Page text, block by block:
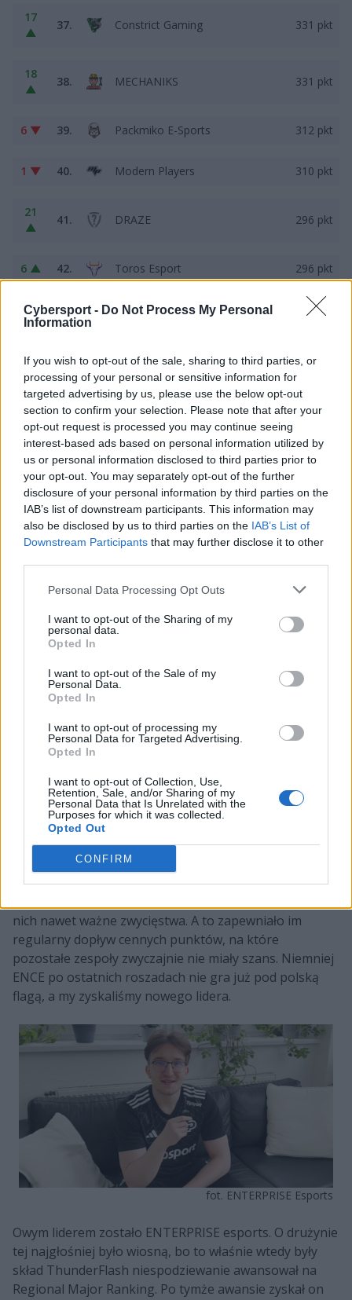
Cybersport - Do Not Process My Personal
Information
If you wish to opt-out of the sale, sharing to third parties, or
processing of your personal or sensitive information for
targeted advertising by us, please use the below opt-out
section to confirm your selection. Please note that after your
opt-out request is processed you may continue seeing
interest-based ads based on personal information utilized by
us or personal information disclosed to third parties prior to
your opt-out. You may separately opt-out of the further
disclosure of your personal information by third parties on the
IAB’s list of downstream participants. This information may
also be disclosed by us to third parties on the IAB’s List of
Downstream Participants that may further disclose it to other
Personal Data Processing Opt Outs
I want to opt-out of the Sharing of my
personal data.
Opted In
I want to opt-out of the Sale of my
Personal Data.
Opted In
I want to opt-out of processing my
Personal Data for Targeted Advertising.
Opted In
I want to opt-out of Collection, Use,
Retention, Sale, and/or Sharing of my
Personal Data that Is Unrelated with the
Purposes for which it was collected.
Opted Out
CONFIRM
17
▲
37. Constrict Gaming 331 pkt
18
▲
38. MECHANIKS 331 pkt
6 ▼ 39. Packmiko E-Sports 312 pkt
1 ▼ 40. Modern Players 310 pkt
21
▲
41. DRAZE 296 pkt
6 ▲ 42. Toros Esport 296 pkt
16
▼
43. Mikstura1234 290 pkt
8 ▲ 44. Anime Avatars 280 pkt
5 ▲ 45. niegrajszefa 273 pkt
3 ▼ 46. KOMNATA 271 pkt
2 ▼ 47. Wonsy Skowyra 265 pkt
2 ▼ 48. Spraydown 258 pkt
8 ▲ 49. D3MB1C4 257 pkt
Rubryka "+/-" dotyczy różnicy miejsc między
notowaniem z 27 maja 2024 oraz notowaniem z 24
czerwca 2024.
Przez ponad rok pierwsze miejsce w Rankingu
bynajmniej o to, że ktoś zapłacił, by znajdować się na
szczycie. Po prostu najpierw 9INE, a potem będące
spadkobiercą punktowego dorobku tej formacji ENCE
o mniej więcej osiem długości wyprzedzały całą stawkę.
Ale też nie mogło być inaczej. Wszak zarówno
Dziewiątki, jak i Ośmiornice dość regularnie pojawiały
nich nawet ważne zwycięstwa. A to zapewniało im
regularny dopływ cennych punktów, na które
pozostałe zespoły zwyczajnie nie miały szans. Niemniej
ENCE po ostatnich roszadach nie gra już pod polską
flagą, a my zyskaliśmy nowego lidera.
fot. ENTERPRISE Esports
Owym liderem zostało ENTERPRISE esports. O drużynie
tej najgłośniej było wiosną, bo to właśnie wtedy były
skład ThunderFlash niespodziewanie awansował na
Regional Major Ranking. Po tymże awansie zyskał on